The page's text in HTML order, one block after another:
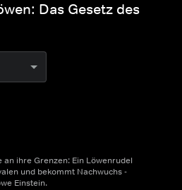
Das Gesetz des
ihre Grenzen: Ein Löwenrudel
und bekommt Nachwuchs -
Einstein.